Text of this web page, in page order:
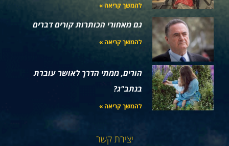
להמשך קריאה »
גם מאחורי הכותרות קורים דברים
להמשך קריאה »
הורים, ממתי הדרך לאושר עוברת
בנתב"ג?
להמשך קריאה »
יצירת קשר